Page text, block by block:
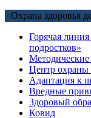
Охрана здоровья
Горячая
подростков»
Центр охраны
Адаптация к
Вредные
Здоровый
Ковид